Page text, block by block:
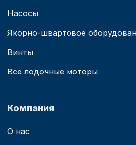
Насосы
Якорно-швартовое
Винты
Все лодочные моторы
Компания
О нас